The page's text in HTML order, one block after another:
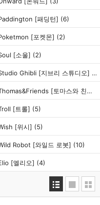
[패딩턴] (6)
[포켓몬] (2)
(3)
[소울] (2)
Studio Ghibli [지브리 스튜디오]
(6) Thomas&Friends [토마스와 친구들]
[트롤] (5)
[위시] (5)
Robot [와일드 로봇] (10)
[엘리오] (4)